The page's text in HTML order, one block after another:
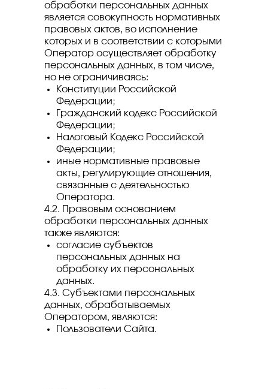
обработки персональных данных
является совокупность нормативных
правовых актов, во исполнение
которых и в соответствии с которыми
Оператор осуществляет обработку
персональных данных, в том числе,
но не ограничиваясь:
Конституции Российской
Федерации;
Гражданский кодекс Российской
Федерации;
Налоговый Кодекс Российской
Федерации;
иные нормативные правовые
акты, регулирующие отношения,
связанные с деятельностью
Оператора.
4.2. Правовым основанием
обработки персональных данных
также являются:
согласие субъектов
персональных данных на
обработку их персональных
данных.
4.3. Субъектами персональных
данных, обрабатываемых
Оператором, являются:
Пользователи Сайта.